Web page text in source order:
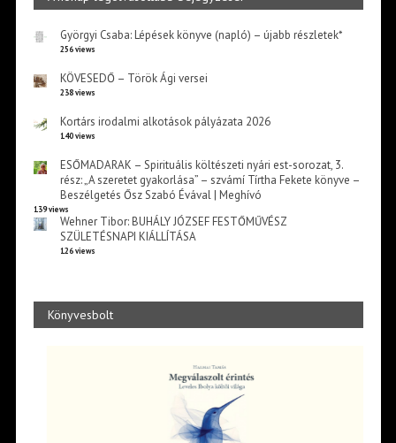
Györgyi Csaba: Lépések könyve (napló) – újabb részletek*
256 views
KÖVESEDŐ – Török Ági versei
238 views
Kortárs irodalmi alkotások pályázata 2026
140 views
ESŐMADARAK – Spirituális költészeti nyári est-sorozat, 3.
rész: „A szeretet gyakorlása” – szvámí Tírtha Fekete könyve –
Beszélgetés Ősz Szabó Évával | Meghívó
139 views
Wehner Tibor: BUHÁLY JÓZSEF FESTŐMŰVÉSZ
SZÜLETÉSNAPI KIÁLLÍTÁSA
126 views
Könyvesbolt